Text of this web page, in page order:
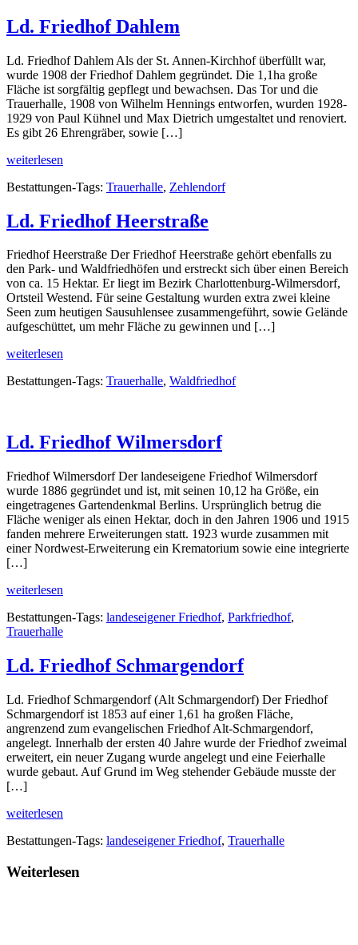
Ld. Friedhof Dahlem
Ld. Friedhof Dahlem Als der St. Annen-Kirchhof überfüllt war,
wurde 1908 der Friedhof Dahlem gegründet. Die 1,1ha große
Fläche ist sorgfältig gepflegt und bewachsen. Das Tor und die
Trauerhalle, 1908 von Wilhelm Hennings entworfen, wurden 1928-
1929 von Paul Kühnel und Max Dietrich umgestaltet und renoviert.
Es gibt 26 Ehrengräber, sowie […]
weiterlesen
Bestattungen-Tags: Trauerhalle, Zehlendorf
Ld. Friedhof Heerstraße
Friedhof Heerstraße Der Friedhof Heerstraße gehört ebenfalls zu
den Park- und Waldfriedhöfen und erstreckt sich über einen Bereich
von ca. 15 Hektar. Er liegt im Bezirk Charlottenburg-Wilmersdorf,
Ortsteil Westend. Für seine Gestaltung wurden extra zwei kleine
Seen zum heutigen Sausuhlensee zusammengeführt, sowie Gelände
aufgeschüttet, um mehr Fläche zu gewinnen und […]
weiterlesen
Bestattungen-Tags: Trauerhalle, Waldfriedhof
Ld. Friedhof Wilmersdorf
Friedhof Wilmersdorf Der landeseigene Friedhof Wilmersdorf
wurde 1886 gegründet und ist, mit seinen 10,12 ha Größe, ein
eingetragenes Gartendenkmal Berlins. Ursprünglich betrug die
Fläche weniger als einen Hektar, doch in den Jahren 1906 und 1915
fanden mehrere Erweiterungen statt. 1923 wurde zusammen mit
einer Nordwest-Erweiterung ein Krematorium sowie eine integrierte
[…]
weiterlesen
Bestattungen-Tags: landeseigener Friedhof, Parkfriedhof,
Trauerhalle
Ld. Friedhof Schmargendorf
Ld. Friedhof Schmargendorf (Alt Schmargendorf) Der Friedhof
Schmargendorf ist 1853 auf einer 1,61 ha großen Fläche,
angrenzend zum evangelischen Friedhof Alt-Schmargendorf,
angelegt. Innerhalb der ersten 40 Jahre wurde der Friedhof zweimal
erweitert, ein neuer Zugang wurde angelegt und eine Feierhalle
wurde gebaut. Auf Grund im Weg stehender Gebäude musste der
[…]
weiterlesen
Bestattungen-Tags: landeseigener Friedhof, Trauerhalle
Weiterlesen